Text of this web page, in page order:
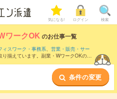
気になる! ログイン 検索
ワークOK のお仕事一覧
ィスワーク・事務系、 営業・販売・サー
り揃えています。副業・WワークOKの条
条件の変更